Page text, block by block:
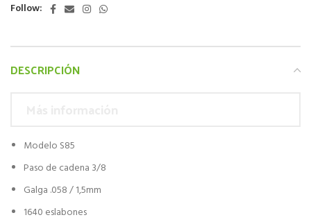
Follow:
DESCRIPCIÓN
Modelo S85
Paso de cadena 3/8
Galga .058 / 1,5mm
1640 eslabones